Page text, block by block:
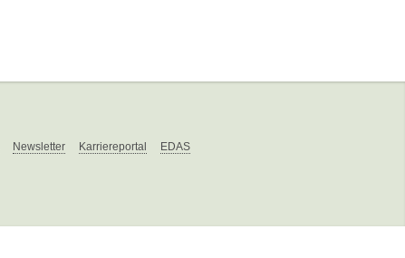
Newsletter Karriereportal EDAS